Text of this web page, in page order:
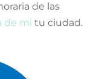
de las
de mi tu ciudad.